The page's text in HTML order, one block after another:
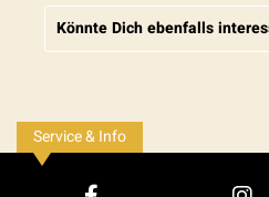
Könnte Dich ebenfalls
Service & Info